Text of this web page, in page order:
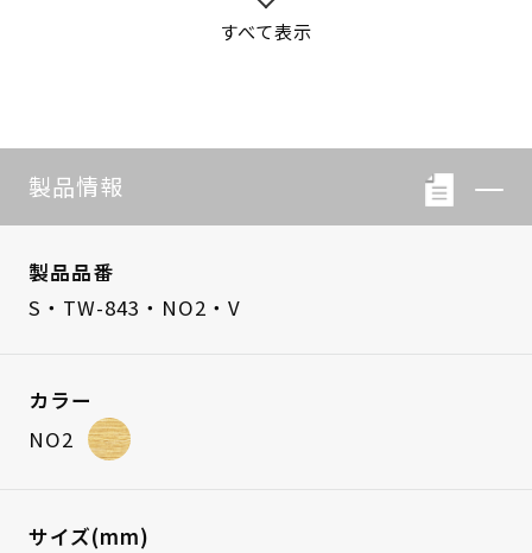
すべて表示
製品情報
製品品番
S・TW-843・NO2・V
カラー
NO2
サイズ(mm)